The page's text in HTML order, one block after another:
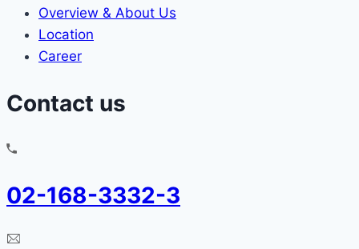
Overview & About Us
Location
Career
Contact us
02-168-3332-3